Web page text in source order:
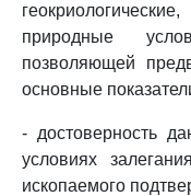
природные
позволяющей
основные
- достоверность
условиях
ископаемого